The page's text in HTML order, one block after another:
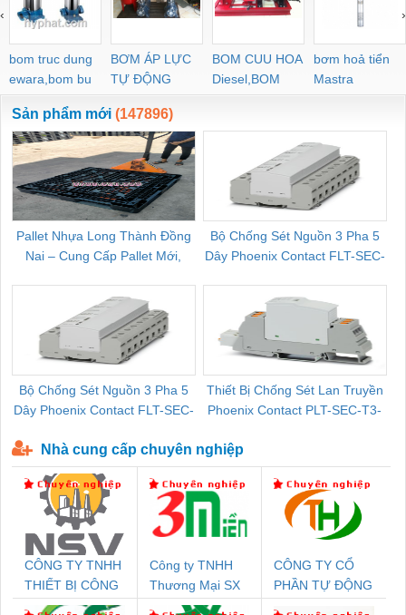
bom truc dung
ewara,bom bu
ewara
BƠM ÁP LỰC
TỰ ĐỘNG
BOM CUU HOA
Diesel,BOM
CHUA CHAY
bơm hoả tiển
Mastra
‹ ›
Sản phẩm mới (147896)
Pallet Nhựa Long Thành Đồng
Nai – Cung Cấp Pallet Mới,
Bộ Chống Sét Nguồn 3 Pha 5
Dây Phoenix Contact FLT-SEC-
Bộ Chống Sét Nguồn 3 Pha 5
Dây Phoenix Contact FLT-SEC-
Thiết Bị Chống Sét Lan Truyền
Phoenix Contact PLT-SEC-T3-
Nhà cung cấp chuyên nghiệp
CÔNG TY TNHH
THIẾT BỊ CÔNG
NGHIỆP NIHON
Công ty TNHH
Thương Mại SX
Ba Miền
CÔNG TY CỔ
PHẦN TỰ ĐỘNG